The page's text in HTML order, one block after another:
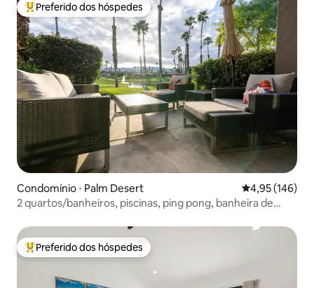
Entre os melhores preferidos dos hóspedes
Preferido dos hóspedes
Condomínio ⋅ Palm Desert 4,95 de uma
4,95 (146)
2 quartos/banheiros, piscinas, ping pong, banheira de
Entre os melhores preferidos dos hóspedes
Preferido dos hóspedes